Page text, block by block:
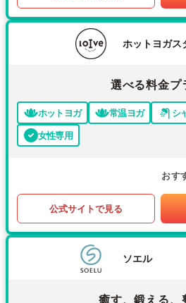
ホットヨガス
選べる料金プ
ホットヨガ 常温ヨガ シ
女性専用
おす
公式サイトで見る
ソエル
癒す、鍛える、